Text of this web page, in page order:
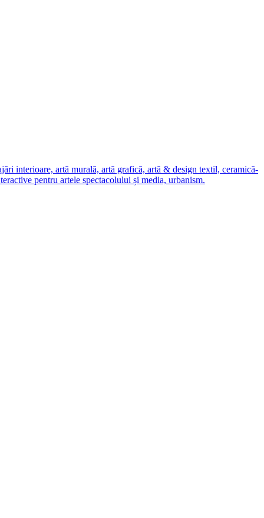
interioare, artă murală, artă grafică, artă & design textil, ceramică-
pentru artele spectacolului și media, urbanism.